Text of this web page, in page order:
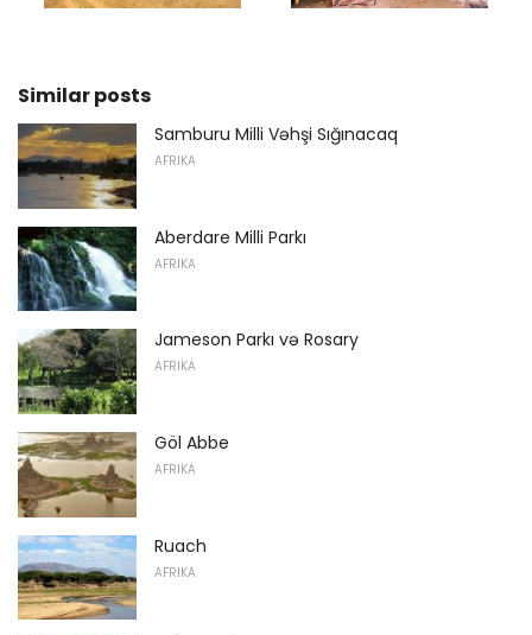
Similar posts
Samburu Milli Vəhşi Sığınacaq
AFRIKA
Aberdare Milli Parkı
AFRIKA
Jameson Parkı və Rosary
AFRIKA
Göl Abbe
AFRIKA
Ruach
AFRIKA